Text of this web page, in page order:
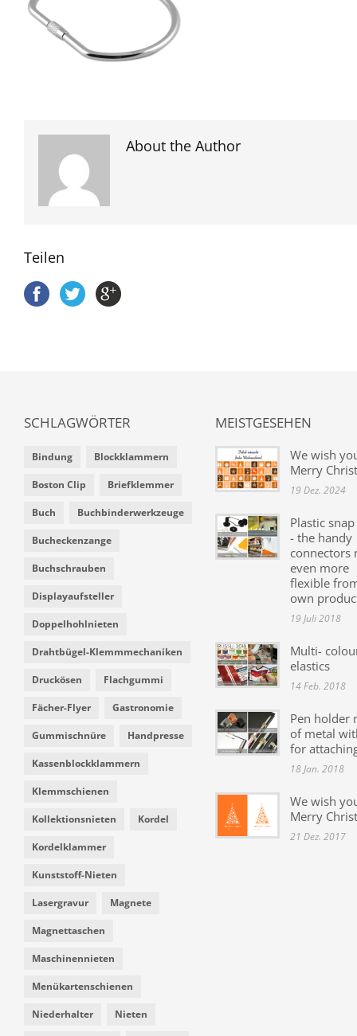
About the Author
Teilen
SCHLAGWÖRTER
Bindung Blockklammern
Boston Clip Briefklemmer
Buch Buchbinderwerkzeuge
Bucheckenzange
Buchschrauben
Displayaufsteller
Doppelhohlnieten
Drahtbügel-Klemmmechaniken
Druckösen Flachgummi
Fächer-Flyer Gastronomie
Gummischnüre Handpresse
Kassenblockklammern
Klemmschienen
Kollektionsnieten Kordel
Kordelklammer
Kunststoff-Nieten
Lasergravur Magnete
Magnettaschen
Maschinennieten
Menükartenschienen
Niederhalter Nieten
MEISTGESEHEN
We wish
Merry
19 Dez. 2024
Plastic
- the handy
connectors
even more
flexible
own
19 Juli 2018
Multi-
elastics
14 Feb. 2018
Pen holder
of metal
for
18 Jan. 2018
We wish
Merry
21 Dez. 2017